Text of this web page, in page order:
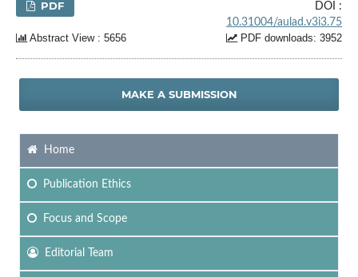
PDF
DOI :
10.31004/aulad.v3i3.75
Abstract View : 5656
PDF downloads: 3952
MAKE A SUBMISSION
Home
Publication Ethics
Focusand Scope
Editorial Team